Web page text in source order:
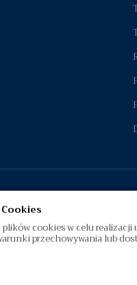
cookies w celu realizacji
przechowywania lub